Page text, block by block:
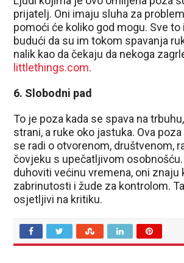
prijatelj. Oni imaju sluha za
pomoći će koliko god mogu. Sve
budući da su im tokom spavanja
nalik kao da čekaju da nekoga
littlethings.com.
6. Slobodni pad
To je poza kada se spava na
strani, a ruke oko jastuka. Ova
se radi o otvorenom, društvenom,
čovjeku s upečatljivom osobnošću.
duhoviti većinu vremena, oni znaju
zabrinutosti i žude za kontrolom.
osjetljivi na kritiku.